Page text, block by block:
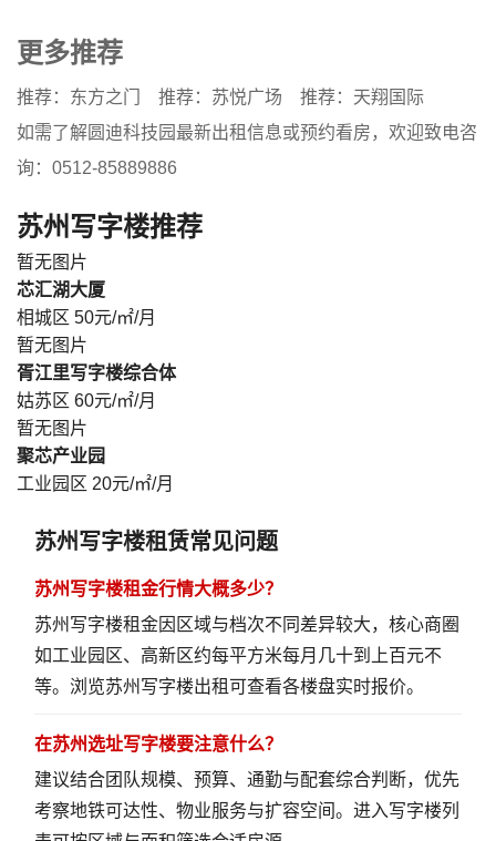
更多推荐
推荐：东方之门 推荐：苏悦广场
推荐：天翔国际
如需了解圆迪科技园最新出租信息或预约看房，欢迎致电咨
询：0512-85889886
苏州写字楼推荐
暂无图片
芯汇湖大厦
相城区 50元/㎡/月
暂无图片
胥江里写字楼综合体
姑苏区 60元/㎡/月
暂无图片
聚芯产业园
工业园区 20元/㎡/月
苏州写字楼租赁常见问题
苏州写字楼租金行情大概多少？
苏州写字楼租金因区域与档次不同差异较大，核心商圈
如工业园区、高新区约每平方米每月几十到上百元不
等。 浏览苏州写字楼出租可查看各楼盘实时报价。
在苏州选址写字楼要注意什么？
建议结合团队规模、预算、通勤与配套综合判断，优先
考察地铁可达性、物业服务与扩容空间。 进入写字楼列